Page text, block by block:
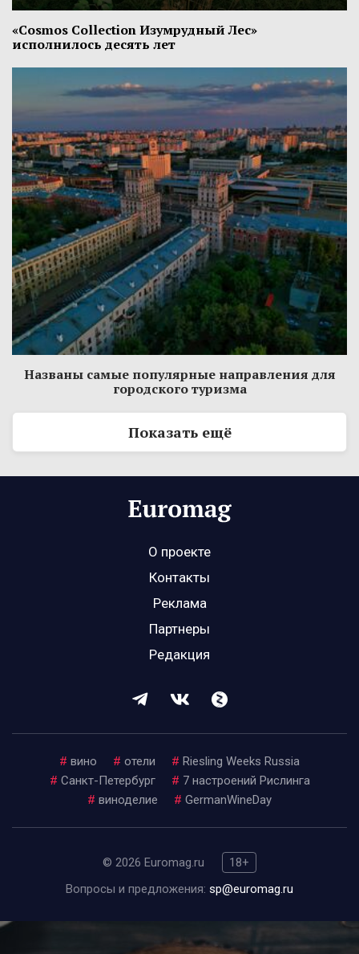
«Cosmos Collection Изумрудный Лес»
исполнилось десять лет
Названы самые популярные направления для
городского туризма
Показать ещё
О проекте
Контакты
Реклама
Партнеры
Редакция
# вино # отели # Riesling Weeks Russia
# Санкт-Петербург # 7 настроений Рислинга
# виноделие # GermanWineDay
© 2026 Euromag.ru
18+
Вопросы и предложения: sp@euromag.ru